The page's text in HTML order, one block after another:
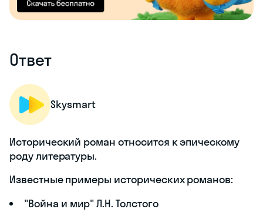
Ответ
Skysmart
Исторический роман относится к эпическому
роду литературы.
Известные примеры исторических романов:
"Война и мир" Л.Н. Толстого